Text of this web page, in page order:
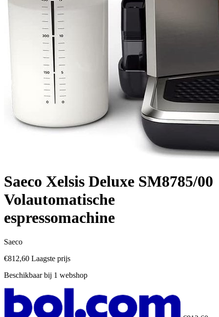
Saeco Xelsis Deluxe SM8785/00
Volautomatische
espressomachine
Saeco
€812,60 Laagste prijs
Beschikbaar bij 1 webshop